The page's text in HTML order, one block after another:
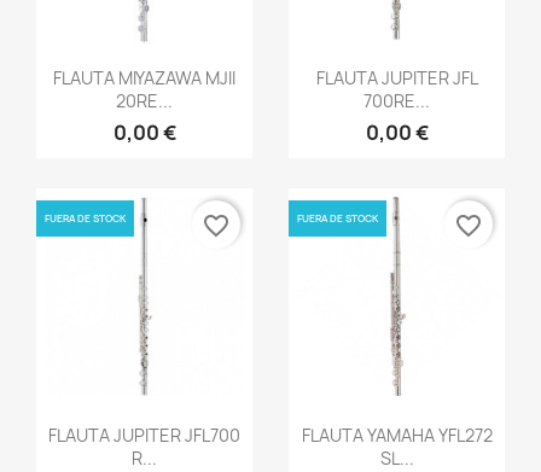
Vista rápida
FLAUTA MIYAZAWA MJII
20RE...
0,00 €
Vista rápida
FLAUTA JUPITER JFL
700RE...
0,00 €
Vista rápida
FLAUTA JUPITER JFL700
R...
FUERA DE STOCK favorite_border
Vista rápida
FLAUTA YAMAHA YFL272
SL...
FUERA DE STOCK favorite_border